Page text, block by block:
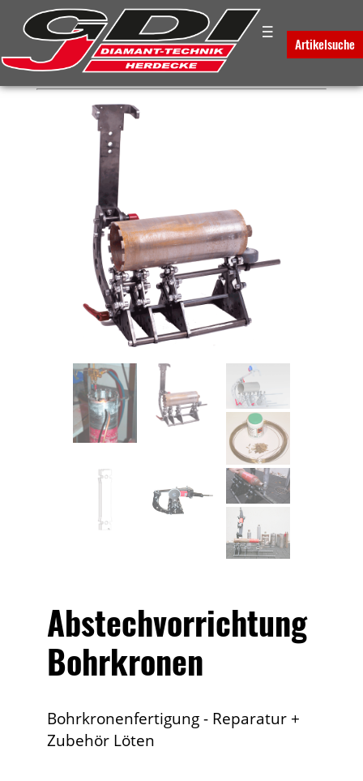
☰
Artikelsuche
PLATZHALTER FÜR DAS
BREADCRUMB-MENUE
Abstechvorrichtung
Bohrkronen
Bohrkronenfertigung - Reparatur +
Zubehör Löten